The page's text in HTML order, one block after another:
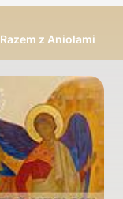
Razem z Aniołami